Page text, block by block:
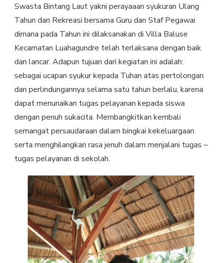
Swasta Bintang Laut yakni perayaaan syukuran Ulang
Tahun dan Rekreasi bersama Guru dan Staf Pegawai
dimana pada Tahun ini dilaksanakan di Villa Baluse
Kecamatan Luahagundre telah terlaksana dengan baik
dan lancar. Adapun tujuan dari kegiatan ini adalah:
sebagai ucapan syukur kepada Tuhan atas pertolongan
dan perlindungannya selama satu tahun berlalu, karena
dapat menunaikan tugas pelayanan kepada siswa
dengan penuh sukacita. Membangkitkan kembali
semangat persaudaraan dalam bingkai kekeluargaan
serta menghilangkan rasa jenuh dalam menjalani tugas –
tugas pelayanan di sekolah.